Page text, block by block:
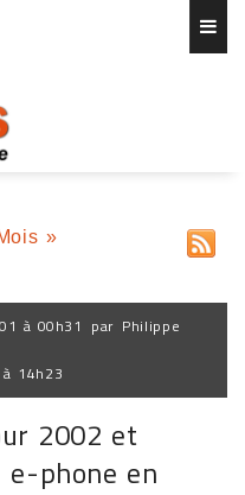
»
à 00h31 par Philippe
14h23
2002 et
e-phone en